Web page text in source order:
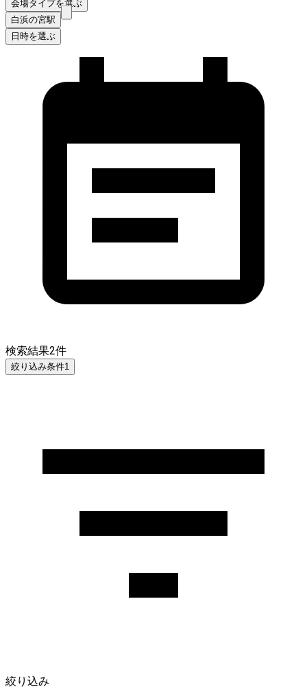
会場タイプを選ぶ
白浜の宮駅
日時を選ぶ
検索結果2件
絞り込み条件1
絞り込み